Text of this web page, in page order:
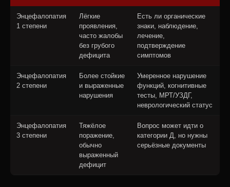
Энцефалопатия
1 степени
Лёгкие
проявления,
часто жалобы
без грубого
дефицита
Есть ли органические
знаки, наблюдение,
лечение,
подтверждение
симптомов
Энцефалопатия
2 степени
Более стойкие
и выраженные
нарушения
Умеренное нарушение
функций, когнитивные
тесты, МРТ/УЗДГ,
неврологический статус
Энцефалопатия
3 степени
Тяжёлое
поражение,
обычно
выраженный
дефицит
Вопрос может идти о
категории Д, но нужны
серьёзные документы